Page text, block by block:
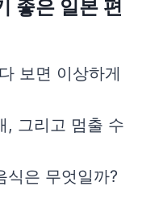
좋은 일본 편
보면 이상하게
, 그리고 멈출 수
식은 무엇일까?